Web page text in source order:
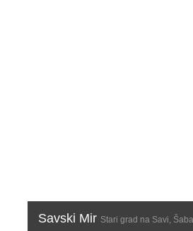
Savski Mir Stari grad na Savi,